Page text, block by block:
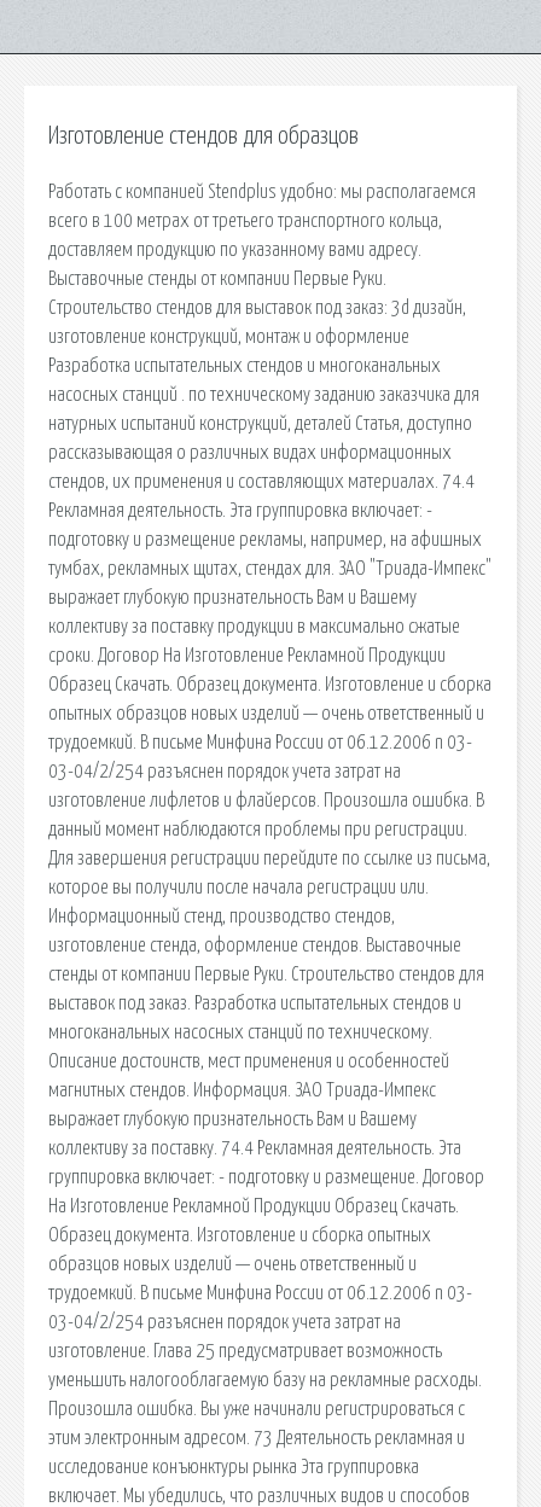
Изготовление стендов для образцов
Работать с компанией Stendplus удобно: мы располагаемся
всего в 100 метрах от третьего транспортного кольца,
доставляем продукцию по указанному вами адресу.
Выставочные стенды от компании Первые Руки.
Строительство стендов для выставок под заказ: 3d дизайн,
изготовление конструкций, монтаж и оформление
Разработка испытательных стендов и многоканальных
насосных станций . по техническому заданию заказчика для
натурных испытаний конструкций, деталей Статья, доступно
рассказывающая о различных видах информационных
стендов, их применения и составляющих материалах. 74.4
Рекламная деятельность. Эта группировка включает: -
подготовку и размещение рекламы, например, на афишных
тумбах, рекламных щитах, стендах для. ЗАО "Триада-Импекс"
выражает глубокую признательность Вам и Вашему
коллективу за поставку продукции в максимально сжатые
сроки. Договор На Изготовление Рекламной Продукции
Образец Скачать. Образец документа. Изготовление и сборка
опытных образцов новых изделий — очень ответственный и
трудоемкий. В письме Минфина России от 06.12.2006 n 03-
03-04/2/254 разъяснен порядок учета затрат на
изготовление лифлетов и флайерсов. Произошла ошибка. В
данный момент наблюдаются проблемы при регистрации.
Для завершения регистрации перейдите по ссылке из письма,
которое вы получили после начала регистрации или.
Информационный стенд, производство стендов,
изготовление стенда, оформление стендов. Выставочные
стенды от компании Первые Руки. Строительство стендов для
выставок под заказ. Разработка испытательных стендов и
многоканальных насосных станций по техническому.
Описание достоинств, мест применения и особенностей
магнитных стендов. Информация. ЗАО Триада-Импекс
выражает глубокую признательность Вам и Вашему
коллективу за поставку. 74.4 Рекламная деятельность. Эта
группировка включает: - подготовку и размещение. Договор
На Изготовление Рекламной Продукции Образец Скачать.
Образец документа. Изготовление и сборка опытных
образцов новых изделий — очень ответственный и
трудоемкий. В письме Минфина России от 06.12.2006 n 03-
03-04/2/254 разъяснен порядок учета затрат на
изготовление. Глава 25 предусматривает возможность
уменьшить налогооблагаемую базу на рекламные расходы.
Произошла ошибка. Вы уже начинали регистрироваться с
этим электронным адресом. 73 Деятельность рекламная и
исследование конъюнктуры рынка Эта группировка
включает. Мы убедились, что различных видов и способов